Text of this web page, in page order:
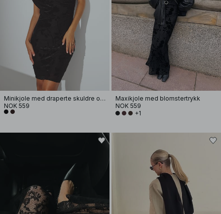
Minikjole med draperte skuldre og burnout
NOK 559
Maxikjole med blomstertrykk
NOK 559
+1